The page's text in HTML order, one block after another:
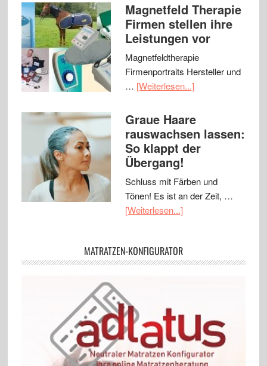
Magnetfeld Therapie
Firmen stellen ihre
Leistungen vor
Magnetfeldtherapie
Firmenportraits Hersteller und
… [Weiterlesen...]
Graue Haare
rauswachsen lassen:
So klappt der
Übergang!
Schluss mit Färben und
Tönen! Es ist an der Zeit, …
[Weiterlesen...]
MATRATZEN-KONFIGURATOR